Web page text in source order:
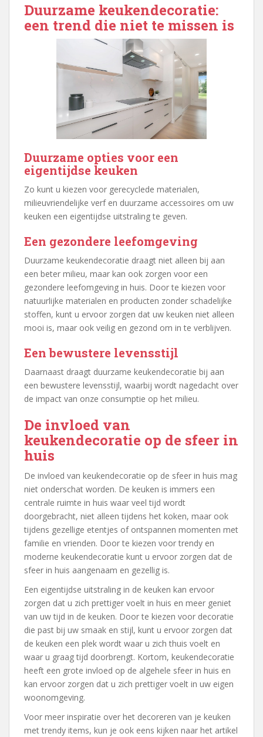
Duurzame keukendecoratie:
een trend die niet te missen is
Duurzame opties voor een
eigentijdse keuken
Zo kunt u kiezen voor gerecyclede materialen,
milieuvriendelijke verf en duurzame accessoires om uw
keuken een eigentijdse uitstraling te geven.
Een gezondere leefomgeving
Duurzame keukendecoratie draagt niet alleen bij aan
een beter milieu, maar kan ook zorgen voor een
gezondere leefomgeving in huis. Door te kiezen voor
natuurlijke materialen en producten zonder schadelijke
stoffen, kunt u ervoor zorgen dat uw keuken niet alleen
mooi is, maar ook veilig en gezond om in te verblijven.
Een bewustere levensstijl
Daarnaast draagt duurzame keukendecoratie bij aan
een bewustere levensstijl, waarbij wordt nagedacht over
de impact van onze consumptie op het milieu.
De invloed van
keukendecoratie op de sfeer in
huis
De invloed van keukendecoratie op de sfeer in huis mag
niet onderschat worden. De keuken is immers een
centrale ruimte in huis waar veel tijd wordt
doorgebracht, niet alleen tijdens het koken, maar ook
tijdens gezellige etentjes of ontspannen momenten met
familie en vrienden. Door te kiezen voor trendy en
moderne keukendecoratie kunt u ervoor zorgen dat de
sfeer in huis aangenaam en gezellig is.
Een eigentijdse uitstraling in de keuken kan ervoor
zorgen dat u zich prettiger voelt in huis en meer geniet
van uw tijd in de keuken. Door te kiezen voor decoratie
die past bij uw smaak en stijl, kunt u ervoor zorgen dat
de keuken een plek wordt waar u zich thuis voelt en
waar u graag tijd doorbrengt. Kortom, keukendecoratie
heeft een grote invloed op de algehele sfeer in huis en
kan ervoor zorgen dat u zich prettiger voelt in uw eigen
woonomgeving.
Voor meer inspiratie over het decoreren van je keuken
met trendy items, kun je ook eens kijken naar het artikel